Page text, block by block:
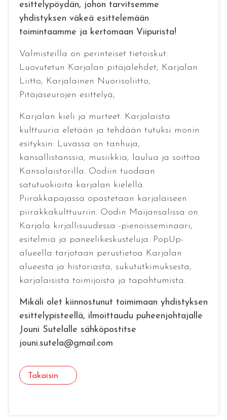
esittelypöydän, johon tarvitsemme
yhdistyksen väkeä esittelemään
toimintaamme ja kertomaan Viipurista!
Valmisteilla on perinteiset tietoiskut:
Luovutetun Karjalan pitäjälehdet, Karjalan
Liitto, Karjalainen Nuorisoliitto,
Pitäjäseurojen esittelyä,
Karjalan kieli ja murteet. Karjalaista
kulttuuria eletään ja tehdään tutuksi monin
esityksin: Luvassa on tanhuja,
kansallistanssia, musiikkia, laulua ja soittoa
Kansalaistorilla. Oodiin tuodaan
satutuokioita karjalan kielellä.
Piirakkapajassa opastetaan karjalaiseen
piirakkakulttuuriin. Oodin Maijansalissa on
Karjala kirjallisuudessa -pienoisseminaari,
esitelmiä ja paneelikeskusteluja. PopUp-
alueella tarjotaan perustietoa Karjalan
alueesta ja historiasta, sukututkimuksesta,
karjalaisista toimijoista ja tapahtumista.
Mikäli olet kiinnostunut toimimaan yhdistyksen
esittelypisteellä, ilmoittaudu puheenjohtajalle
Jouni Sutelalle sähköpostitse
jouni.sutela@gmail.com
Takaisin